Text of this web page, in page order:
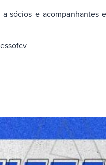
sócios e